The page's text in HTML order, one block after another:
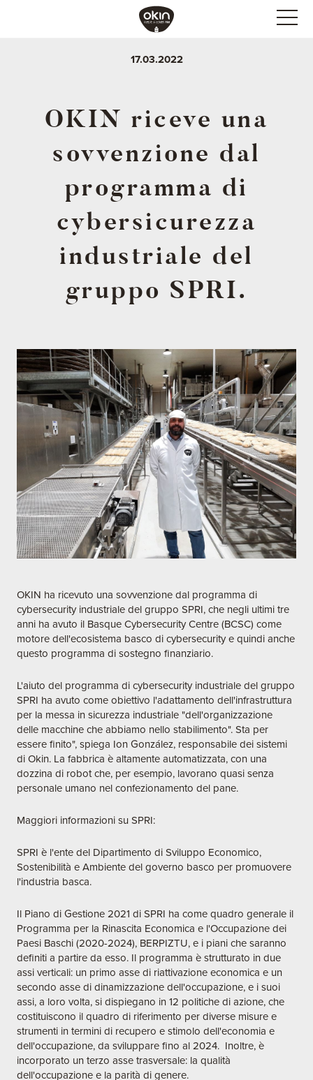
17.03.2022
OKIN riceve una
sovvenzione dal
programma di
cybersicurezza
industriale del
gruppo SPRI.
OKIN ha ricevuto una sovvenzione dal programma di
cybersecurity industriale del gruppo SPRI, che negli ultimi tre
anni ha avuto il Basque Cybersecurity Centre (BCSC) come
motore dell'ecosistema basco di cybersecurity e quindi anche
questo programma di sostegno finanziario.
L'aiuto del programma di cybersecurity industriale del gruppo
SPRI ha avuto come obiettivo l'adattamento dell'infrastruttura
per la messa in sicurezza industriale "dell'organizzazione
delle macchine che abbiamo nello stabilimento". Sta per
essere finito", spiega Ion González, responsabile dei sistemi
di Okin. La fabbrica è altamente automatizzata, con una
dozzina di robot che, per esempio, lavorano quasi senza
personale umano nel confezionamento del pane.
Maggiori informazioni su SPRI:
SPRI è l'ente del Dipartimento di Sviluppo Economico,
Sostenibilità e Ambiente del governo basco per promuovere
l'industria basca.
Il Piano di Gestione 2021 di SPRI ha come quadro generale il
Programma per la Rinascita Economica e l'Occupazione dei
Paesi Baschi (2020-2024), BERPIZTU, e i piani che saranno
definiti a partire da esso. Il programma è strutturato in due
assi verticali: un primo asse di riattivazione economica e un
secondo asse di dinamizzazione dell'occupazione, e i suoi
assi, a loro volta, si dispiegano in 12 politiche di azione, che
costituiscono il quadro di riferimento per diverse misure e
strumenti in termini di recupero e stimolo dell'economia e
dell'occupazione, da sviluppare fino al 2024. Inoltre, è
incorporato un terzo asse trasversale: la qualità
dell'occupazione e la parità di genere.